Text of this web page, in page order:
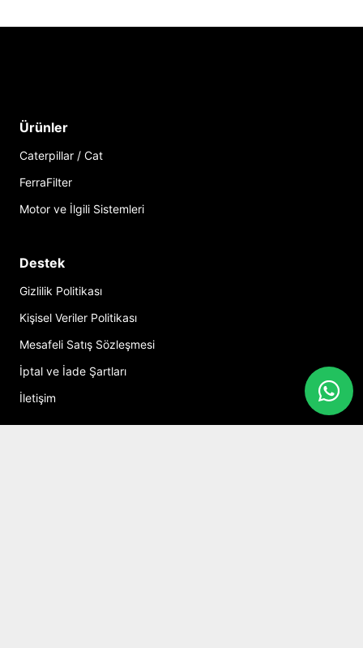
Ürünler
Caterpillar / Cat
FerraFilter
Motor ve İlgili Sistemleri
Destek
Gizlilik Politikası
Kişisel Veriler Politikası
Mesafeli Satış Sözleşmesi
İptal ve İade Şartları
İletişim